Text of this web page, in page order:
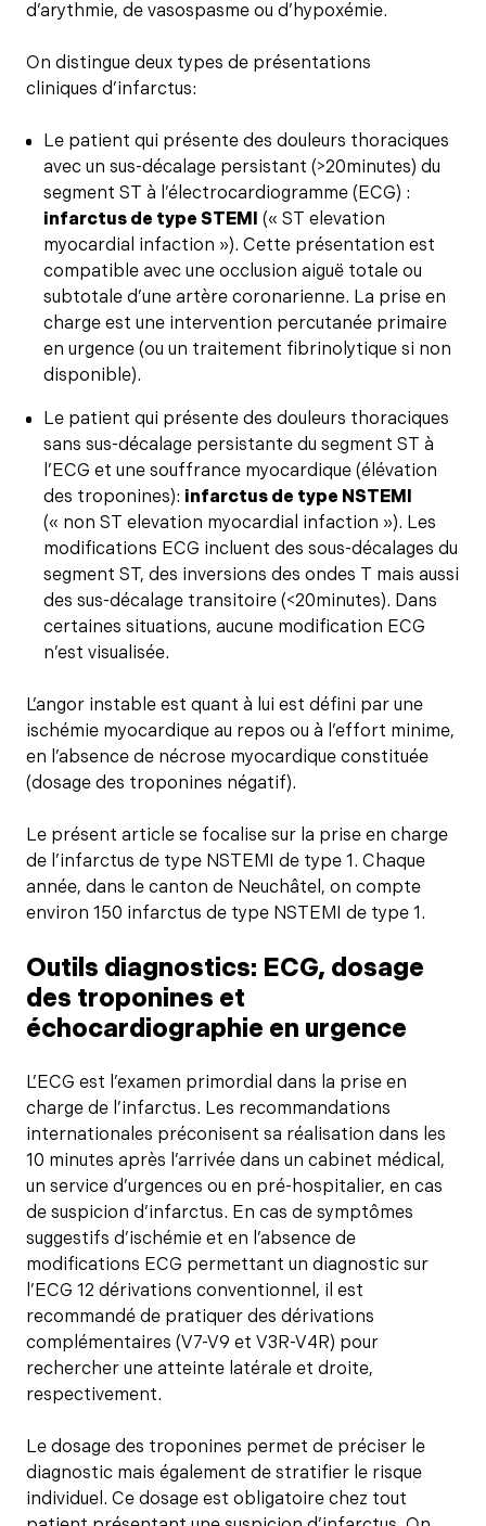
d’arythmie, de vasospasme ou d’hypoxémie.
On distingue deux types de présentations
cliniques d’infarctus:
Le patient qui présente des douleurs thoraciques
avec un sus-décalage persistant (>20minutes) du
segment ST à l’électrocardiogramme (ECG) :
infarctus de type STEMI (« ST elevation
myocardial infaction »). Cette présentation est
compatible avec une occlusion aiguë totale ou
subtotale d’une artère coronarienne. La prise en
charge est une intervention percutanée primaire
en urgence (ou un traitement fibrinolytique si non
disponible).
Le patient qui présente des douleurs thoraciques
sans sus-décalage persistante du segment ST à
l’ECG et une souffrance myocardique (élévation
des troponines): infarctus de type NSTEMI
(« non ST elevation myocardial infaction »). Les
modifications ECG incluent des sous-décalages du
segment ST, des inversions des ondes T mais aussi
des sus-décalage transitoire (<20minutes). Dans
certaines situations, aucune modification ECG
n’est visualisée.
L’angor instable est quant à lui est défini par une
ischémie myocardique au repos ou à l’effort minime,
en l’absence de nécrose myocardique constituée
(dosage des troponines négatif).
Le présent article se focalise sur la prise en charge
de l’infarctus de type NSTEMI de type 1. Chaque
année, dans le canton de Neuchâtel, on compte
environ 150 infarctus de type NSTEMI de type 1.
Outils diagnostics: ECG, dosage
des troponines et
échocardiographie en urgence
L’ECG est l’examen primordial dans la prise en
charge de l’infarctus. Les recommandations
internationales préconisent sa réalisation dans les
10 minutes après l’arrivée dans un cabinet médical,
un service d’urgences ou en pré-hospitalier, en cas
de suspicion d’infarctus. En cas de symptômes
suggestifs d’ischémie et en l’absence de
modifications ECG permettant un diagnostic sur
l’ECG 12 dérivations conventionnel, il est
recommandé de pratiquer des dérivations
complémentaires (V7-V9 et V3R-V4R) pour
rechercher une atteinte latérale et droite,
respectivement.
Le dosage des troponines permet de préciser le
diagnostic mais également de stratifier le risque
individuel. Ce dosage est obligatoire chez tout